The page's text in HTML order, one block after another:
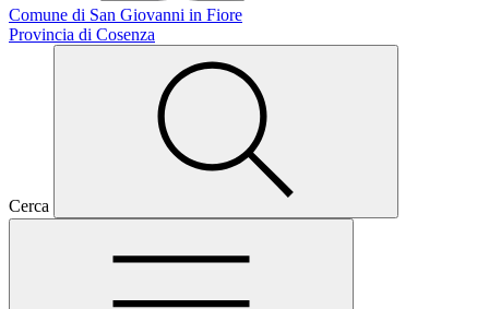
Comune di San Giovanni in Fiore
Provincia di Cosenza
Cerca